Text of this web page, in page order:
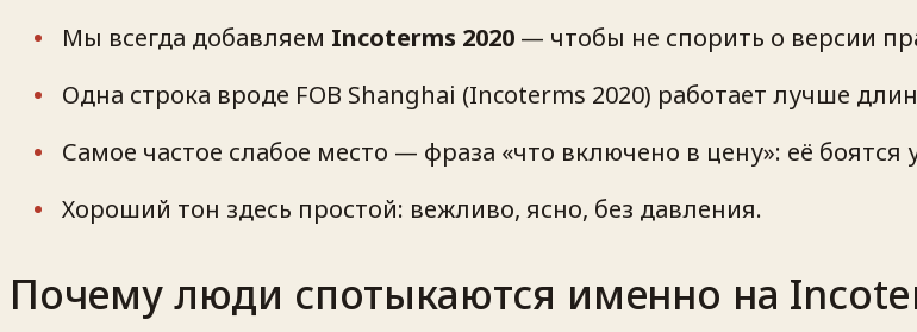
Мы всегда добавляем Incoterms 2020 — чтобы не спорить о версии
Одна строка вроде FOB Shanghai (Incoterms 2020) работает лучше
Самое частое слабое место — фраза «что включено в цену»: её боятся
Хороший тон здесь простой: вежливо, ясно, без давления.
Почему люди спотыкаются именно на